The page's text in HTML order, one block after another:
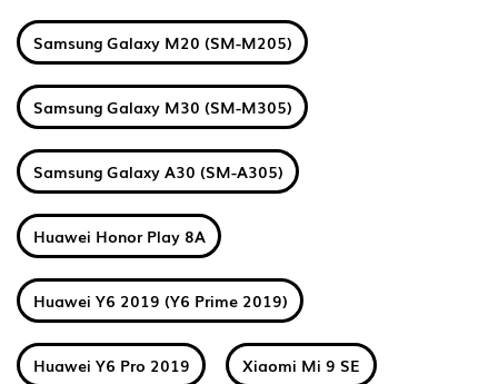
Samsung Galaxy M20 (SM-M205)
Samsung Galaxy M30 (SM-M305)
Samsung Galaxy A30 (SM-A305)
Huawei Honor Play 8A
Huawei Y6 2019 (Y6 Prime 2019)
Huawei Y6 Pro 2019 Xiaomi Mi 9 SE